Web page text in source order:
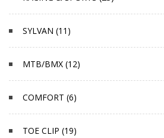
SYLVAN (11)
MTB/BMX (12)
COMFORT (6)
TOE CLIP (19)